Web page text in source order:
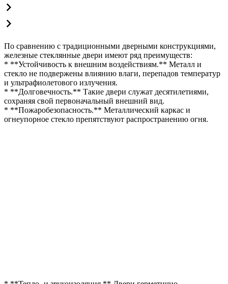
По сравнению с традиционными дверными конструкциями,
железные стеклянные двери имеют ряд преимуществ:
* **Устойчивость к внешним воздействиям.** Металл и
стекло не подвержены влиянию влаги, перепадов температур
и ультрафиолетового излучения.
* **Долговечность.** Такие двери служат десятилетиями,
сохраняя свой первоначальный внешний вид.
* **Пожаробезопасность.** Металлический каркас и
огнеупорное стекло препятствуют распространению огня.